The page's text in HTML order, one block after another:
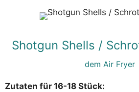
Shotgun Shells /
dem Air Fryer
Zutaten für 16-18 Stück: